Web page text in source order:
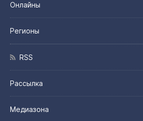
Онлайны
Регионы
RSS
Рассылка
Медиазона